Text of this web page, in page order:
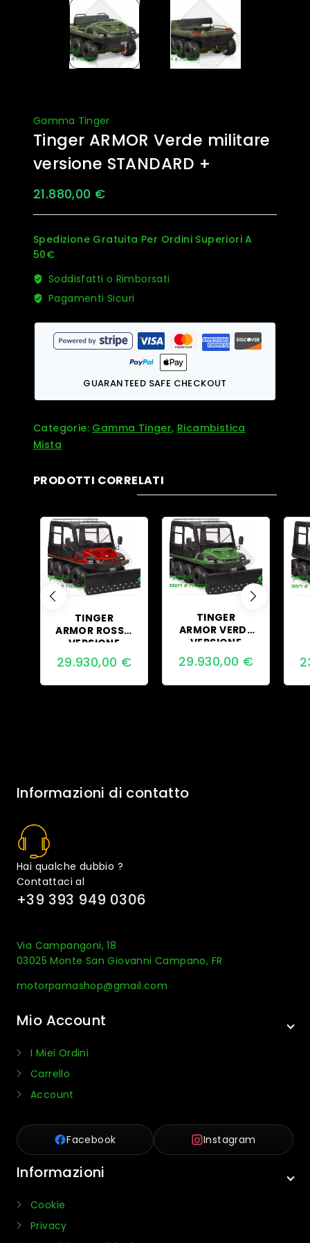
Gamma Tinger
Tinger ARMOR Verde militare
versione STANDARD +
21.880,00 €
Spedizione Gratuita Per Ordini Superiori A
50€
Soddisfatti o Rimborsati
Pagamenti Sicuri
GUARANTEED SAFE CHECKOUT
Categorie: Gamma Tinger, Ricambistica
Mista
PRODOTTI CORRELATI
TINGER
ARMOR ROSSO
VERSIONE
STAGIONI
29.930,00 €
TINGER
ARMOR VERDE
VERSIONE
STAGIONI
29.930,00 €
Informazioni di contatto
Hai qualche dubbio ?
Contattaci al
+39 393 949 0306
Via Campangoni, 18
03025 Monte San Giovanni Campano, FR
motorpamashop@gmail.com
Mio Account
I Miei Ordini
Carrello
Account
Facebook Instagram
Informazioni
Cookie
Privacy